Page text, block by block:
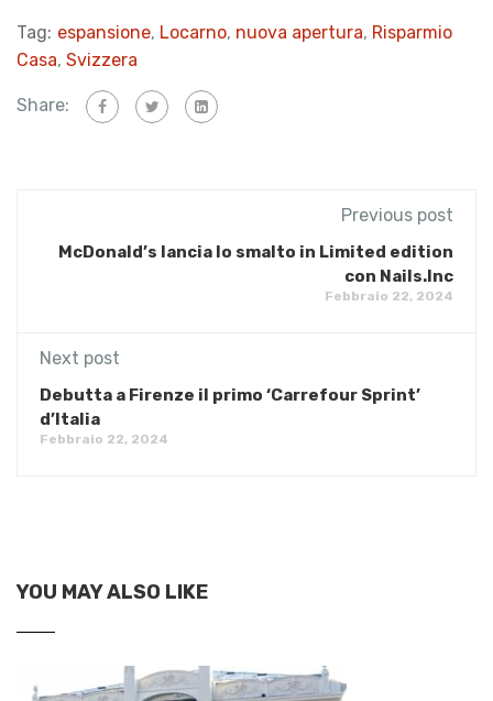
Tag: espansione, Locarno, nuova apertura, Risparmio
Casa, Svizzera
Share:
Previous post
McDonald’s lancia lo smalto in Limited edition
con Nails.Inc
Febbraio 22, 2024
Next post
Debutta a Firenze il primo ‘Carrefour Sprint’
d’Italia
Febbraio 22, 2024
YOU MAY ALSO LIKE